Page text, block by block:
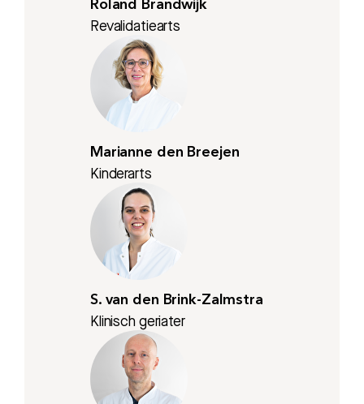
Roland Brandwijk
Revalidatiearts
Marianne den Breejen
Kinderarts
S. van den Brink-Zalmstra
Klinisch geriater